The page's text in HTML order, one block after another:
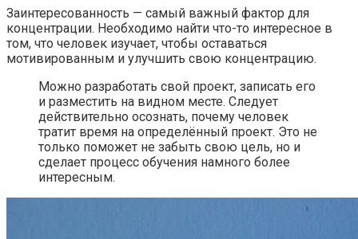
Заинтересованность — самый важный фактор для
концентрации. Необходимо найти что-то интересное в
том, что человек изучает, чтобы оставаться
мотивированным и улучшить свою концентрацию.
Можно разработать свой проект, записать его
и разместить на видном месте. Следует
действительно осознать, почему человек
тратит время на определённый проект. Это не
только поможет не забыть свою цель, но и
сделает процесс обучения намного более
интересным.